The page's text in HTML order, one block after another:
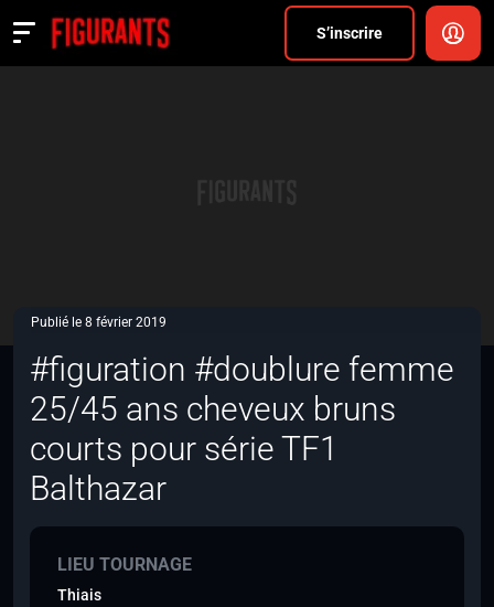
S’inscrire
Actualités
Publié le 8 février 2019
#figuration #doublure femme
25/45 ans cheveux bruns
courts pour série TF1
Balthazar
LIEU TOURNAGE
Thiais